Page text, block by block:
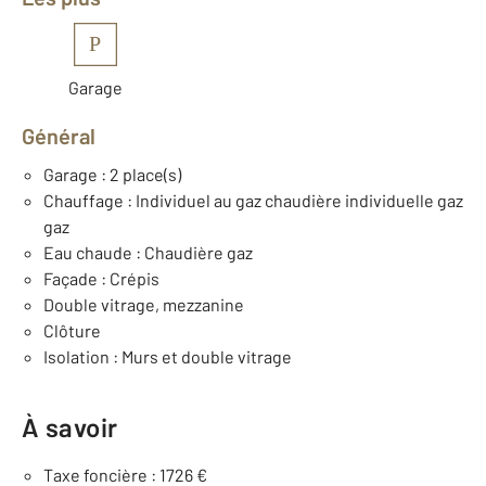
P
Garage
Général
Garage : 2 place(s)
Chauffage : Individuel au gaz chaudière individuelle gaz
gaz
Eau chaude : Chaudière gaz
Façade : Crépis
Double vitrage, mezzanine
Clôture
Isolation : Murs et double vitrage
À savoir
Taxe foncière : 1726 €